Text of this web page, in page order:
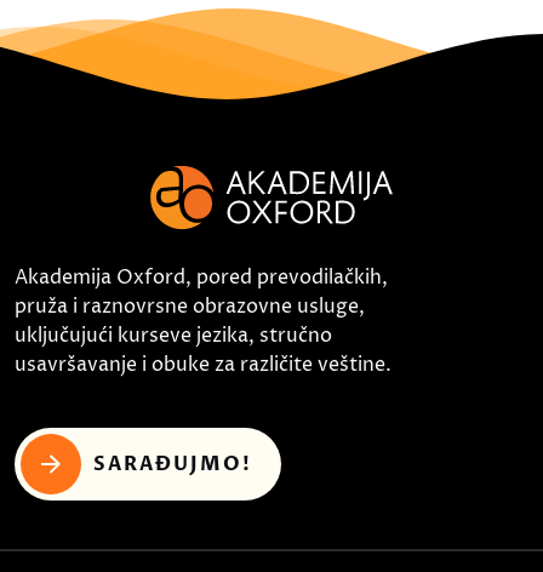
Akademija Oxford, pored prevodilačkih,
pruža i raznovrsne obrazovne usluge,
uključujući kurseve jezika, stručno
usavršavanje i obuke za različite veštine.
SARAĐUJMO!